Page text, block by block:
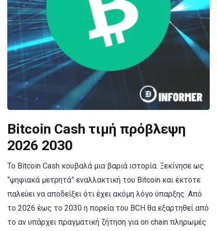
Bitcoin Cash τιμή πρόβλεψη
2026 2030
Το Bitcoin Cash κουβαλά μια βαριά ιστορία. Ξεκίνησε ως
“ψηφιακά μετρητά” εναλλακτική του Bitcoin και έκτοτε
παλεύει να αποδείξει ότι έχει ακόμη λόγο ύπαρξης. Από
το 2026 έως το 2030 η πορεία του BCH θα εξαρτηθεί από
το αν υπάρχει πραγματική ζήτηση για on chain πληρωμές